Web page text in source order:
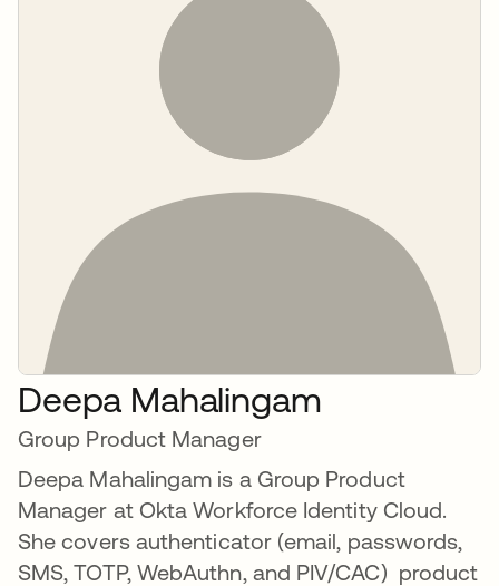
Deepa Mahalingam
Group Product Manager
Deepa Mahalingam is a Group Product
Manager at Okta Workforce Identity Cloud.
She covers authenticator (email, passwords,
SMS, TOTP, WebAuthn, and PIV/CAC) product